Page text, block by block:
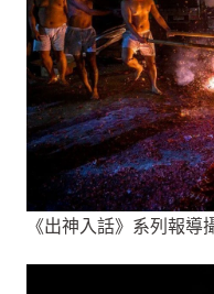
《出神入話》系列報導